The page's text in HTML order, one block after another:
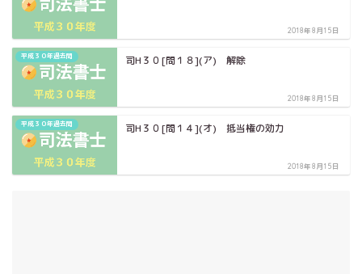
2018年8月15日
平成３０年過去問 司H３０[問１８](ア) 解除
2018年8月15日
平成３０年過去問 司H３０[問１４](オ) 抵当権の効力
2018年8月15日